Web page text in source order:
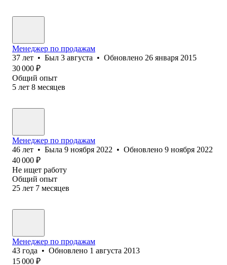
Менеджер по продажам
37 лет • Был 3 августа • Обновлено 26 января 2015
30 000 ₽
Общий опыт
5 лет 8 месяцев
Менеджер по продажам
46 лет • Была 9 ноября 2022 • Обновлено 9 ноября 2022
40 000 ₽
Не ищет работу
Общий опыт
25 лет 7 месяцев
Менеджер по продажам
43 года • Обновлено 1 августа 2013
15 000 ₽